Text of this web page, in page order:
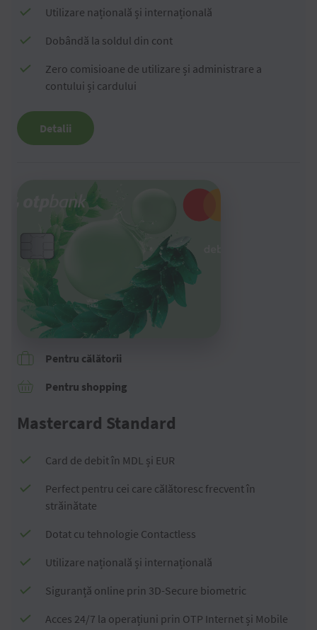
Utilizare națională și internațională
Dobândă la soldul din cont
Zero comisioane de utilizare și administrare a
contului și cardului
Detalii
Pentru călătorii
Pentru shopping
Mastercard Standard
Card de debit în MDL și EUR
Perfect pentru cei care călătoresc frecvent în
străinătate
Dotat cu tehnologie Contactless
Utilizare națională și internațională
Siguranță online prin 3D-Secure biometric
Acces 24/7 la operațiuni prin OTP Internet și Mobile